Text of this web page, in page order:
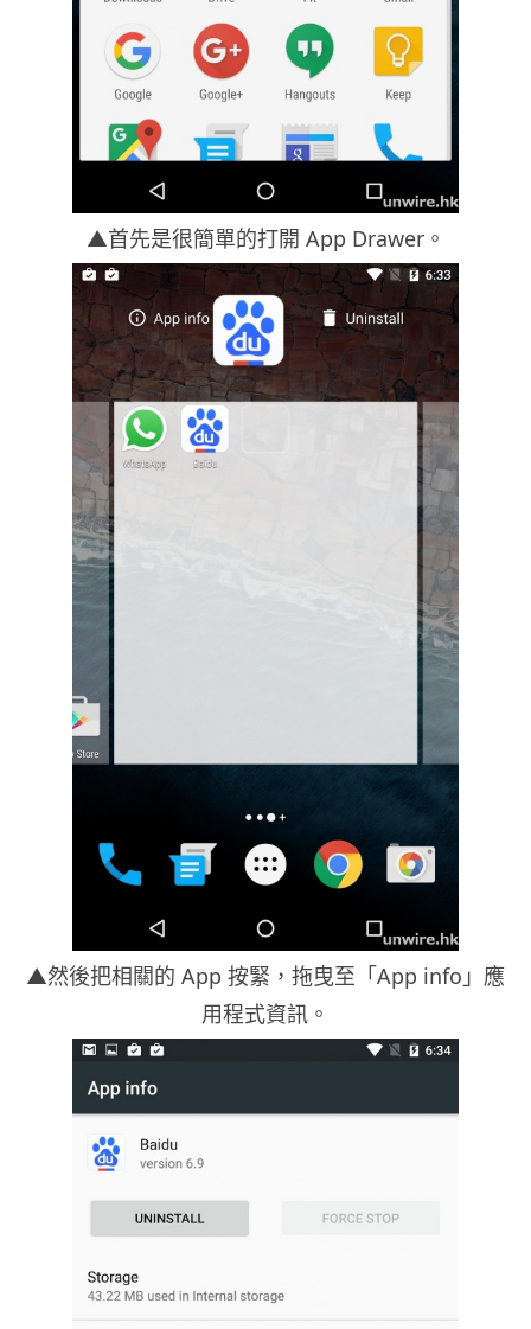
▲首先是很簡單的打開 App Drawer。
▲然後把相關的 App 按緊，拖曳至「App info」應
用程式資訊。